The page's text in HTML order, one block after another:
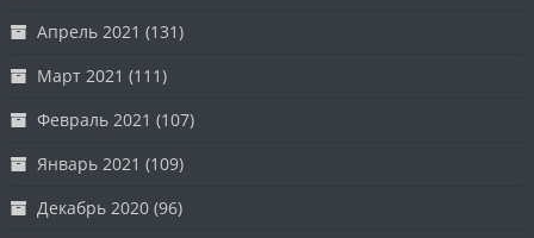
Апрель 2021 (131)
Март 2021 (111)
Февраль 2021 (107)
Январь 2021 (109)
Декабрь 2020 (96)